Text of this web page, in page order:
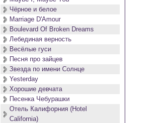
Чёрное и белое
Marriage D'Amour
Boulevard Of Broken Dreams
Лебединая верность
Весёлые гуси
Песня про зайцев
Звезда по имени Солнце
Yesterday
Хорошие девчата
Песенка Чебурашки
Отель Калифорния (Hotel
California)